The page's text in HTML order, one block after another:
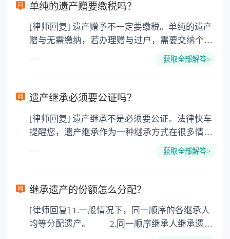
单纯的遗产赠要缴税吗？
[律师回复] 遗产赠予不一定要缴税。单纯的遗产
赠与无需缴纳，若办理赠与过户，需要交纳个人
所得税、契税和公证费。赠与过户是没有增值税
要缴纳公证费，具体如下： 1. 公证费：按房
3. 印花税：按房屋评估价的0.05%缴纳 4. 土
地增值税：按房价1%缴纳 5. 房屋产权登记费：
获取全部解答>
遗产继承必须要公证吗？
[律师回复] 遗产继承不是必须要公证。法律快车
提醒您，遗产继承作为一种继承方式在很多情况
下都是不需要公证的，当然，如果需要公正的也
以防对财产继承发生纠纷，可以对遗产继承进行
公证。
获取全部解答>
继承遗产的份额怎么分配？
[律师回复] 1.一般情况下，同一顺序的各继承人
均等分配遗产。 2.同一顺序继承人继承遗产